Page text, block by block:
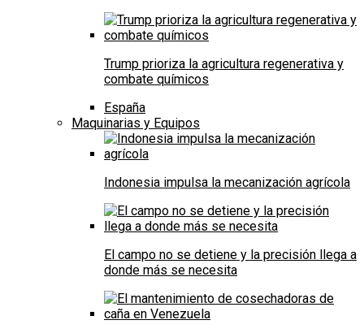
Trump prioriza la agricultura regenerativa y
combate químicos
España
Maquinarias y Equipos
Indonesia impulsa la mecanización agrícola
El campo no se detiene y la precisión llega a
donde más se necesita